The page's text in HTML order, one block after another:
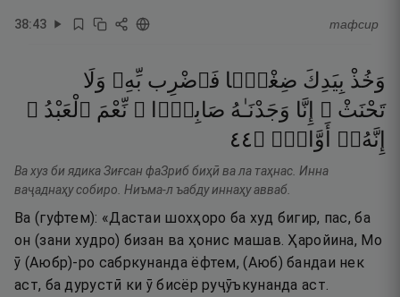
38:43 тафсир
وَخُذْ بِيَدِكَ ضِغْثًۭا فَٱضْرِب بِّهِۦ وَلَا
تَحْنَثْ ۗ إِنَّا وَجَدْنَـٰهُ صَابِرًۭا ۚ نِّعْمَ ٱلْعَبْدُ ۖ
إِنَّهُۥٓ
أَوَّابٌۭ ۝٤٤
Ва хуз би ядика Зиғсан фаЗриб биҳӣ ва ла таҳнас. Инна
ваҷаднаҳу собиро. Ниъма-л ъабду иннаҳу авваб.
Ва (гуфтем): «Дастаи шохҳоро ба худ бигир, пас, ба
он (зани худро) бизан ва ҳонис машав. Ҳаройина, Мо
ӯ (Аюбр)-ро сабркунанда ёфтем, (Аюб) бандаи нек
аст, ба дурустӣ ки ӯ бисёр руҷӯъкунанда аст.